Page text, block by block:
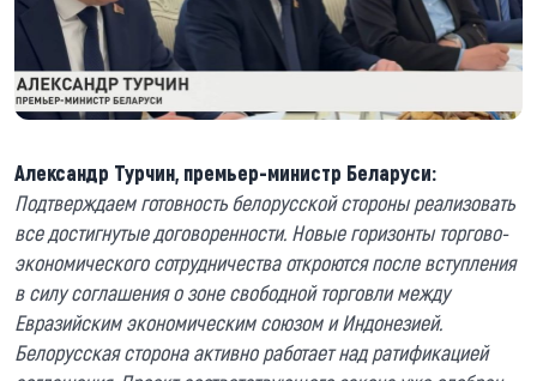
Александр Турчин, премьер-министр Беларуси:
Подтверждаем готовность белорусской стороны реализовать
все достигнутые договоренности. Новые горизонты торгово-
экономического сотрудничества откроются после вступления
в силу соглашения о зоне свободной торговли между
Евразийским экономическим союзом и Индонезией.
Белорусская сторона активно работает над ратификацией